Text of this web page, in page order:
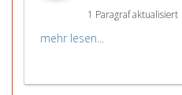
1 Paragraf aktualisiert
mehr lesen...